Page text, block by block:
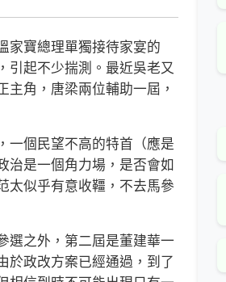
寶總理單獨接待家宴的
引起不少揣測。最近吳老又
角，唐梁兩位輔助一屆，
個民望不高的特首（應是
治是一個角力場，是否會如
太似乎有意收韁，不去馬參
之外，第二屆是董建華一
於政改方案已經通過，到了